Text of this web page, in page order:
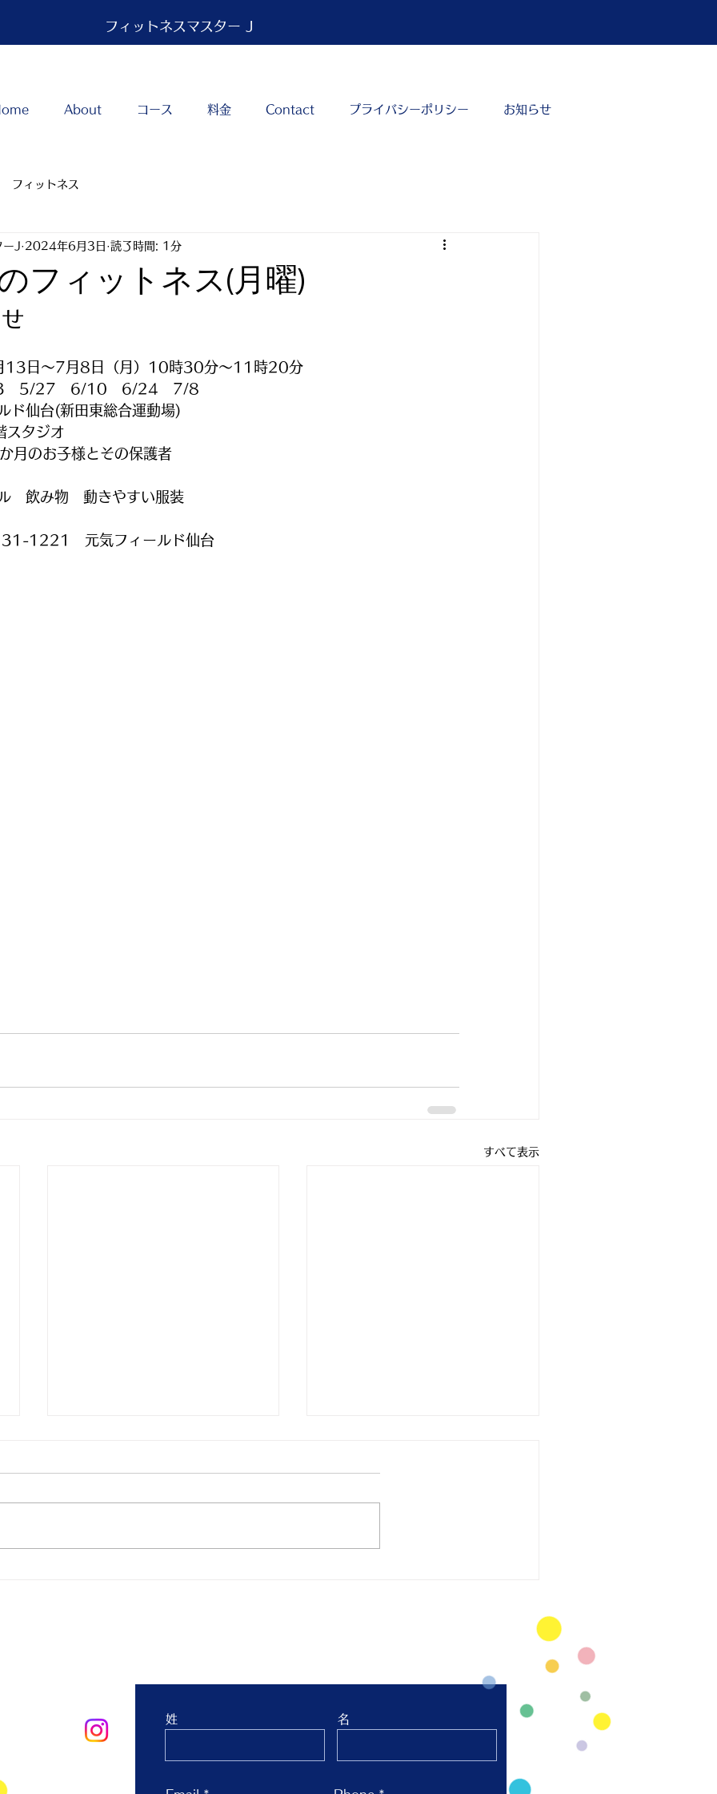
フィットネスマスター J
About コース 料金 Contact プライバシーポリシー お知らせ
フィットネス
フィットネス(月曜)
ーJ 2024年6月3日 読了時間: 1分
13日～7月8日（月）10時30分〜11時20分
6/10　6/24　7/8
ド仙台(新田東総合運動場)
ジオ
月のお子様とその保護者
　飲み物　動きやすい服装
1221　元気フィールド仙台
すべて表示
姓 名